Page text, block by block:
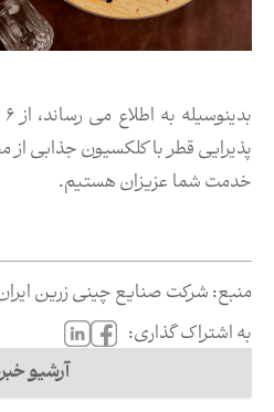
پذیرایی قطر با کلکسیون جذابی
خدمت شما عزیزان هستیم.
منبع:شرکت صنایع چینی زرین
به اشتراک گذاری:
آرشیو